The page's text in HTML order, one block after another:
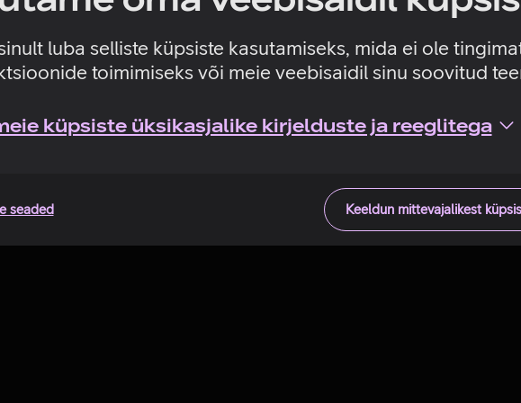
luba selliste küpsiste kasutamiseks, mida ei ole
toimimiseks või meie veebisaidil sinu soovitud
küpsiste üksikasjalike kirjelduste ja reeglitega
Keeldun mittevajalikest
seaded